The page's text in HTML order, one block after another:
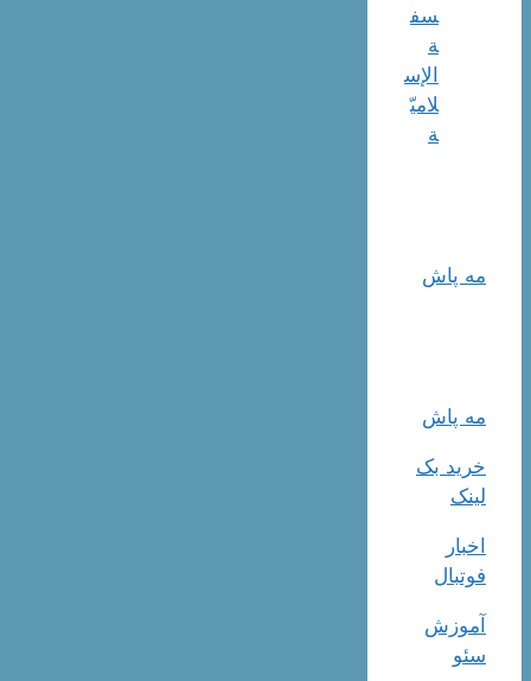
سف
ة
الإس
لاميّ
ة
مه پاش
مه پاش
خرید بک
لینک
اخبار
فوتبال
آموزش
سئو